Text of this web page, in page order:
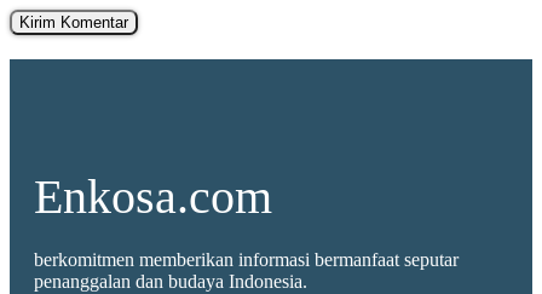
Enkosa.com
berkomitmen memberikan informasi bermanfaat seputar
penanggalan dan budaya Indonesia.